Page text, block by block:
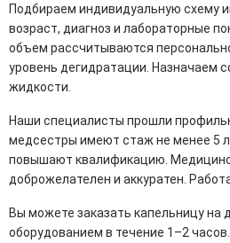
Подбираем индивидуальную схему
возраст, диагноз и лабораторные
объем рассчитываются
уровень дегидратации. Назначаем
жидкости.
Наши специалисты прошли
медсестры имеют стаж не менее 5
повышают квалификацию.
доброжелателен и аккуратен.
Вы можете заказать капельницу на
оборудованием в течение 1–2